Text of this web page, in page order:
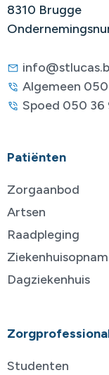
8310 Brugge
Algemeen 050
Spoed 050 36
Patiënten
Zorgaanbod
Artsen
Raadpleging
Dagziekenhuis
Studenten